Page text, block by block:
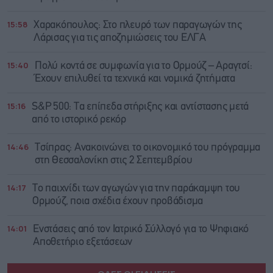
15:58 Χαρακόπουλος: Στο πλευρό των παραγωγών της
Λάρισας για τις αποζημιώσεις του ΕΛΓΑ
15:40
Πολύ κοντά σε συμφωνία για το Ορμούζ – Αραγτσί:
Έχουν επιλυθεί τα τεχνικά και νομικά ζητήματα
15:16
S&P 500: Τα επίπεδα στήριξης και αντίστασης μετά
από το ιστορικό ρεκόρ
14:46
Τσίπρας: Ανακοινώνει το οικονομικό του πρόγραμμα
στη Θεσσαλονίκη στις 2 Σεπτεμβρίου
14:17
Το παιχνίδι των αγωγών για την παράκαμψη του
Ορμούζ, ποια σχέδια έχουν προβάδισμα
14:01
Ενστάσεις από τον Ιατρικό Σύλλογό για το Ψηφιακό
Αποθετήριο εξετάσεων